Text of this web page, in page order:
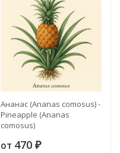
Ананас (Ananas comosus) -
Pineapple (Ananas
comosus)
от 470 ₽